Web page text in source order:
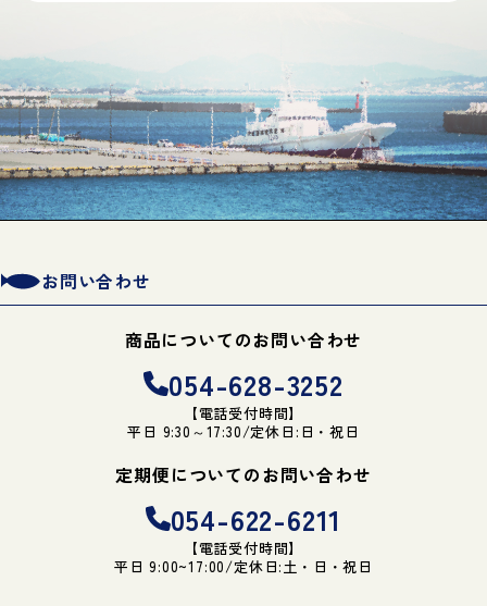
お問い合わせ
商品についてのお問い合わせ
054-628-3252
【電話受付時間】
平日 9:30～17:30/定休日:日・祝日
定期便についてのお問い合わせ
054-622-6211
【電話受付時間】
平日 9:00~17:00/定休日:土・日・祝日